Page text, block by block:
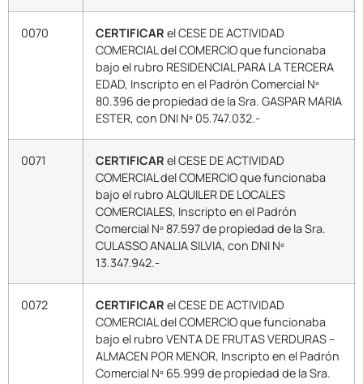
0070 CERTIFICAR el CESE DE ACTIVIDAD
COMERCIAL del COMERCIO que funcionaba
bajo el rubro RESIDENCIAL PARA LA TERCERA
EDAD, Inscripto en el Padrón Comercial Nº
80.396 de propiedad de la Sra. GASPAR MARIA
ESTER, con DNI Nº 05.747.032.-
0071 CERTIFICAR el CESE DE ACTIVIDAD
COMERCIAL del COMERCIO que funcionaba
bajo el rubro ALQUILER DE LOCALES
COMERCIALES, Inscripto en el Padrón
Comercial Nº 87.597 de propiedad de la Sra.
CULASSO ANALIA SILVIA, con DNI Nº
13.347.942.-
0072 CERTIFICAR el CESE DE ACTIVIDAD
COMERCIAL del COMERCIO que funcionaba
bajo el rubro VENTA DE FRUTAS VERDURAS –
ALMACEN POR MENOR, Inscripto en el Padrón
Comercial Nº 65.999 de propiedad de la Sra.